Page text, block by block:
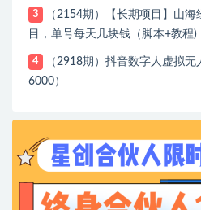
3
（2154期）【长期项目】山
目，单号每天几块钱（脚本+教程)
4
（2918期）抖音数字人虚拟
6000）